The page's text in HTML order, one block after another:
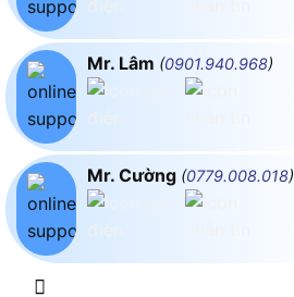
Mr. Lâm (0901.940.968)
Mr. Cường (0779.008.018)